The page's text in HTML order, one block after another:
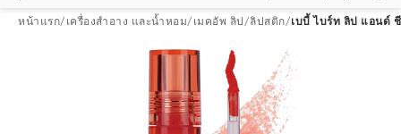
หน้าแรก/ เครื่องสำอาง และน้ำหอม/ เมคอัพ ลิป /ลิปสติก/เบบี้ ไบร์ท ลิป แอนด์